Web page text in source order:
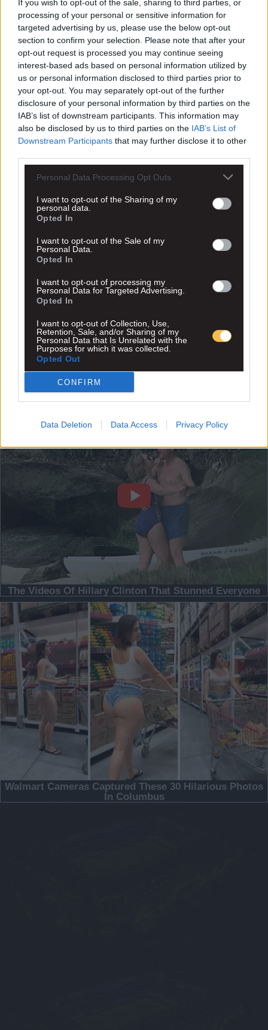
If you wish to opt-out of the sale, sharing to third parties, or
processing of your personal or sensitive information for
targeted advertising by us, please use the below opt-out
section to confirm your selection. Please note that after your
opt-out request is processed you may continue seeing
interest-based ads based on personal information utilized by
us or personal information disclosed to third parties prior to
your opt-out. You may separately opt-out of the further
disclosure of your personal information by third parties on the
IAB’s list of downstream participants. This information may
also be disclosed by us to third parties on the IAB’s List of
Downstream Participants that may further disclose it to other
Personal Data Processing Opt Outs
I want to opt-out of the Sharing of my
personal data.
Opted In
I want to opt-out of the Sale of my
Personal Data.
Opted In
I want to opt-out of processing my
Personal Data for Targeted Advertising.
Opted In
I want to opt-out of Collection, Use,
Retention, Sale, and/or Sharing of my
Personal Data that Is Unrelated with the
Purposes for which it was collected.
Opted Out
CONFIRM
Data Deletion Data Access Privacy Policy